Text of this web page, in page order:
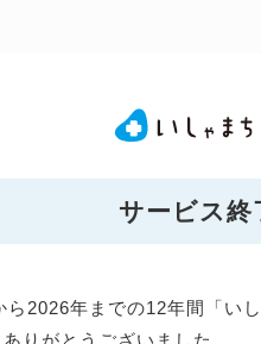
サービス終
ら2026年までの12年間「い
りがとうございました。